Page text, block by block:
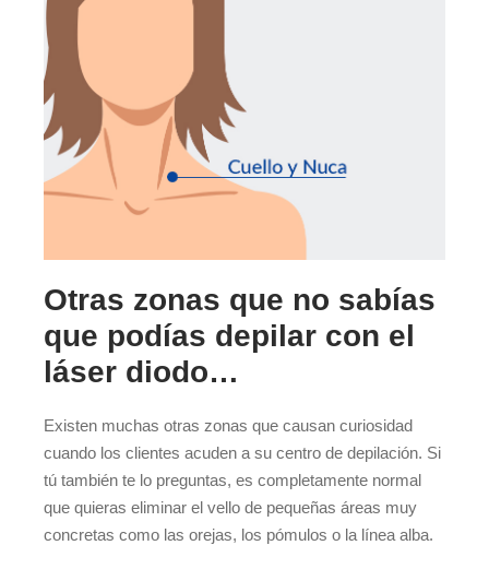
Otras zonas que no sabías
que podías depilar con el
láser diodo…
Existen muchas otras zonas que causan curiosidad
cuando los clientes acuden a su centro de depilación. Si
tú también te lo preguntas, es completamente normal
que quieras eliminar el vello de pequeñas áreas muy
concretas como las orejas, los pómulos o la línea alba.